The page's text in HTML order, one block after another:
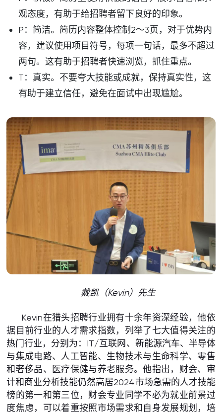
观态度，有助于给招聘者留下良好的印象。
P：简洁。简历内容整体控制2～3页，对于优势内
容，建议使用项目符号，每项一句话，最多不超过
两句。这有助于招聘者快速浏览，抓住重点。
T：真实。不要夸大技能或成就，保持真实性，这
有助于建立信任，避免在面试中出现尴尬。
戴凯（Kevin）先生
Kevin在猎头招聘行业拥有十余年资深经验，他依
据目前行业的人才需求指数，列举了七大值得关注的
热门行业，分别为：IT/互联网、新能源汽车、半导体
与集成电路、人工智能、生物技术与生命科学、零售
和奢侈品、医疗保健与养老服务。他指出，财会、审
计和商业分析技能仍然高居2024市场急需的人才技能
榜的第一和第三位，财会专业同学不必为就业前景过
度焦虑，可以着重按照市场需求和自身发展规划，培